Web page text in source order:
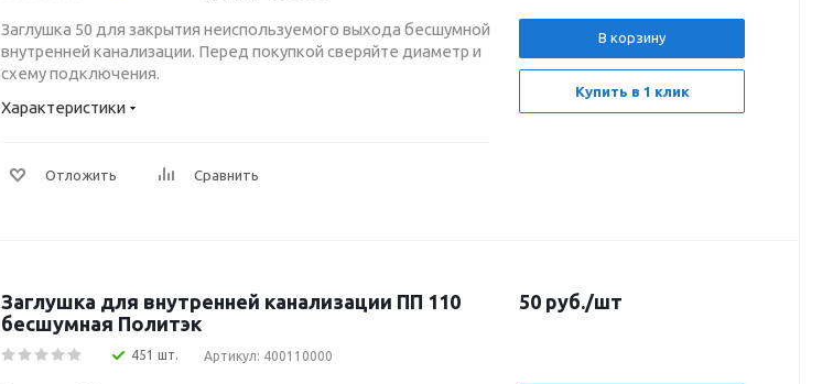
Заглушка 50 для закрытия неиспользуемого выхода бесшумной
внутренней канализации. Перед покупкой сверяйте диаметр и
схему подключения.
Характеристики
Отложить Сравнить
В корзину
Купить в 1 клик
Заглушка для внутренней канализации ПП 110
бесшумная Политэк
451 шт. Артикул: 400110000
50 руб./шт